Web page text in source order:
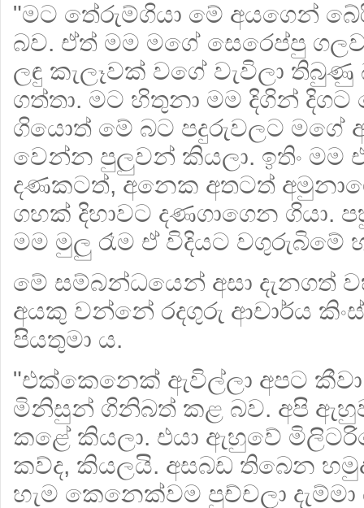
"මට තේරුම්ගියා මේ අයගෙන්
බව. ඒත් මම මගේ සෙරෙප්පු
ලඳු කැලෑවක් වගේ වැවිලා තිබුණු
ගත්තා. මට හිතුනා මම දිගින් දිගට
ගියොත් මේ බට පදුරුවලට මගේ
වෙන්න පුලුවන් කියලා. ඉතිං මම
දණකටත්, අනෙක අතටත්
ගහක් දිහාවට දණගාගෙන ගියා.
මම මුලු රෑම ඒ විදියට වගුරුබිමේ
මේ සම්බන්ධයෙන් අසා දැනගත්
අයකු වන්නේ රදගුරු ආචාර්ය
පියතුමා ය.
"එක්කෙනෙක් ඇවිල්ලා අපට
මිනිසුන් ගිනිබත් කළ බව. අපි
කළේ කියලා. එයා ඇහුවේ
කව්ද, කියලයි. අසබඩ තිබෙන
හැම කෙනෙක්වම පුච්චලා